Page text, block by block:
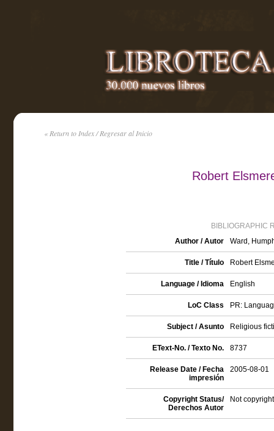
« Return to Index / Regresar al Inicio
Robert
BIBLIOGRAPHIC
Author / Autor
Ward,
Title / Título Robert
Language / Idioma English
LoC Class PR:
Subject / Asunto Religious
EText-No. / Texto No. 8737
Release Date / Fecha
impresión
2005-08-01
Copyright Status/
Derechos Autor
Not